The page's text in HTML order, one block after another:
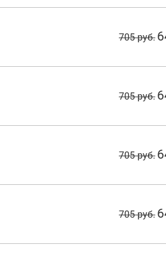
705 руб.
705 руб.
705 руб.
705 руб.